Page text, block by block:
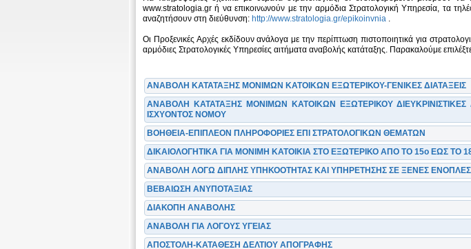
www.stratologia.gr ή να επικοινωνούν με την αρμόδια Στρατολογική Υπηρεσία, τα
αναζητήσουν στη διεύθυνση: http://www.stratologia.gr/epikoinvnia .
Οι Προξενικές Αρχές εκδίδουν ανάλογα με την περίπτωση πιστοποιητικά για
αρμόδιες Στρατολογικές Υπηρεσίες αιτήματα αναβολής κατάταξης. Παρακαλούμε
ΑΝΑΒΟΛΗ ΚΑΤΑΤΑΞΗΣ ΜΟΝΙΜΩΝ ΚΑΤΟΙΚΩΝ ΕΞΩΤΕΡΙΚΟΥ-ΓΕΝΙΚΕΣ ΔΙΑΤΑΞΕΙΣ
ΑΝΑΒΟΛΗ ΚΑΤΑΤΑΞΗΣ ΜΟΝΙΜΩΝ ΚΑΤΟΙΚΩΝ ΕΞΩΤΕΡΙΚΟΥ ΔΙΕΥΚΡΙΝΙΣΤΙΚΕΣ
ΙΣΧΥΟΝΤΟΣ ΝΟΜΟΥ
ΒΟΗΘΕΙΑ-ΕΠΙΠΛΕΟΝ ΠΛΗΡΟΦΟΡΙΕΣ ΕΠΙ ΣΤΡΑΤΟΛΟΓΙΚΩΝ ΘΕΜΑΤΩΝ
ΔΙΚΑΙΟΛΟΓΗΤΙΚΑ ΓΙΑ ΜΟΝΙΜΗ ΚΑΤΟΙΚΙΑ ΣΤΟ ΕΞΩΤΕΡΙΚΟ ΑΠΟ ΤΟ 15ο ΕΩΣ ΤΟ
ΑΝΑΒΟΛΗ ΛΟΓΩ ΔΙΠΛΗΣ ΥΠΗΚΟΟΤΗΤΑΣ ΚΑΙ ΥΠΗΡΕΤΗΣΗΣ ΣΕ ΞΕΝΕΣ
ΒΕΒΑΙΩΣΗ ΑΝΥΠΟΤΑΞΙΑΣ
ΔΙΑΚΟΠΗ ΑΝΑΒΟΛΗΣ
ΑΝΑΒΟΛΗ ΓΙΑ ΛΟΓΟΥΣ ΥΓΕΙΑΣ
ΑΠΟΣΤΟΛΗ-ΚΑΤΑΘΕΣΗ ΔΕΛΤΙΟΥ ΑΠΟΓΡΑΦΗΣ